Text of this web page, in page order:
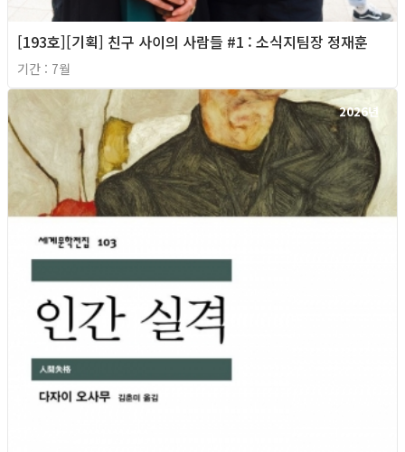
[193호][기획] 친구 사이의 사람들 #1 : 소식지팀장 정재훈
기간 : 7월
2026년